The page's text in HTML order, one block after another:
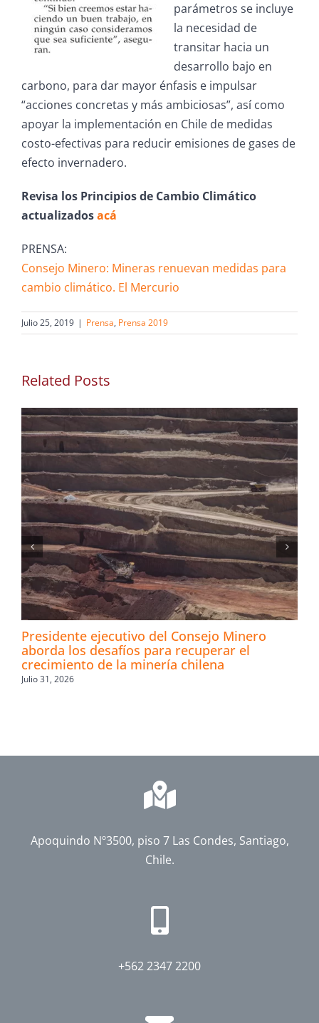
parámetros se incluye
la necesidad de
transitar hacia un
desarrollo bajo en
carbono, para dar mayor énfasis e impulsar
“acciones concretas y más ambiciosas”, así como
apoyar la implementación en Chile de medidas
costo-efectivas para reducir emisiones de gases de
efecto invernadero.
Revisa los Principios de Cambio Climático
actualizadosacá
PRENSA:
Consejo Minero: Mineras renuevan medidas para
cambio climático. El Mercurio
Julio 25, 2019 | Prensa, Prensa 2019
Related Posts
Presidente ejecutivo del Consejo Minero
aborda los desafíos para recuperar el
crecimiento de la minería chilena
Julio 31, 2026
Apoquindo Nº3500, piso 7 Las Condes, Santiago,
Chile.
+562 2347 2200